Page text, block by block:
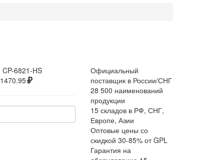
CP-6821-HS
Официальный
поставщик в России/СНГ
28 500 наименований
продукции
15 складов в РФ, СНГ,
Европе, Азии
Оптовые цены со
скидкой 30-85% от GPL
Гарантия на